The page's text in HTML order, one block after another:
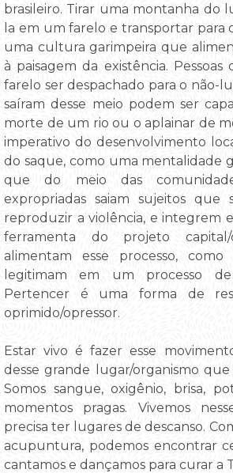
brasileiro. Tirar uma montanha do
la em um farelo e transportar
uma cultura garimpeira que
à paisagem da existência.
farelo ser despachado para o não-
saíram desse meio podem ser
morte de um rio ou o aplainar de
imperativo do desenvolvimento
do saque, como uma mentalidade
que do meio das
expropriadas saiam sujeitos que
reproduzir a violência, e integrem
ferramenta do projeto
alimentam esse processo,
legitimam em um processo de
Pertencer é uma forma de
oprimido/opressor.
Estar vivo é fazer esse
desse grande lugar/organismo que
Somos sangue, oxigênio, brisa,
momentos pragas. Vivemos
precisa ter lugares de descanso.
acupuntura, podemos encontrar
cantamos e dançamos para curar a